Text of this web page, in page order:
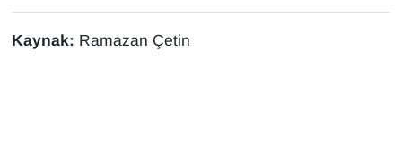
Kaynak: Ramazan Çetin